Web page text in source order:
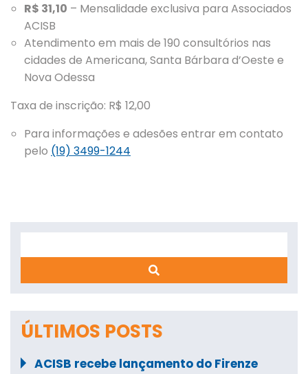
R$ 31,10 – Mensalidade exclusiva para Associados
ACISB
Atendimento em mais de 190 consultórios nas
cidades de Americana, Santa Bárbara d’Oeste e
Nova Odessa
Taxa de inscrição: R$ 12,00
Para informações e adesões entrar em contato
pelo (19) 3499-1244
ÚLTIMOS POSTS
ACISB recebe lançamento do Firenze